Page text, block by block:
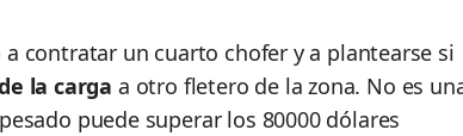
contratar un cuarto chofer y a plantearse si
la carga a otro fletero de la zona. No es
puede superar los 80000 dólares